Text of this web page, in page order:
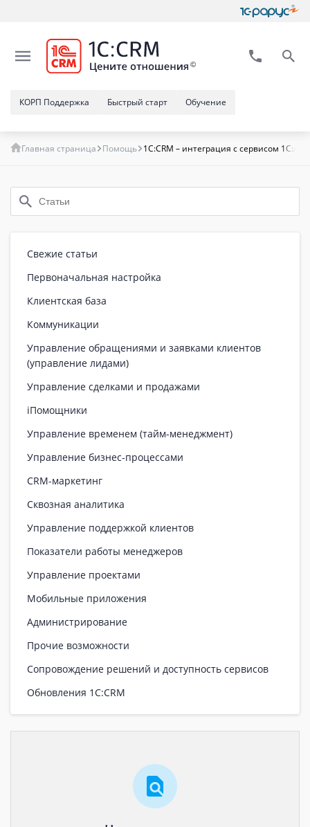
Обучение
Быстрый старт
КОРП Поддержка
Главная страница Помощь 1C:CRM – интеграция с сервисом
Свежие статьи
Первоначальная настройка
Клиентская база
Коммуникации
Управление обращениями и заявками клиентов
(управление лидами)
Управление сделками и продажами
iПомощники
Управление временем (тайм-менеджмент)
Управление бизнес-процессами
CRM-маркетинг
Сквозная аналитика
Управление поддержкой клиентов
Показатели работы менеджеров
Управление проектами
Мобильные приложения
Администрирование
Прочие возможности
Сопровождение решений и доступность сервисов
Обновления 1С:CRM